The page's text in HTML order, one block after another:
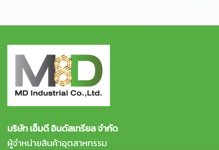
บริษัท เอ็มดี อินดัสเทรียล จำกัด
ผู้จำหน่ายสินค้าอุตสาหกรรม